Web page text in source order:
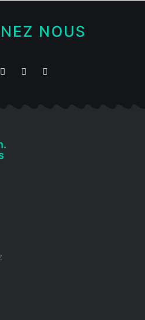
NOUS